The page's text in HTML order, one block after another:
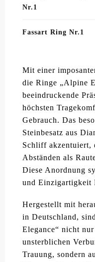
Nr.1
Fassart Ring Nr.1
Mit einer
die Ringe „Alpine
beeindruckende
höchsten
Gebrauch. Das
Steinbesatz aus
Schliff akzentuiert,
Abständen als
Diese Anordnung
und Einzigartigkeit
Hergestellt mit
in Deutschland,
Elegance“ nicht
unsterblichen
Trauung, sondern